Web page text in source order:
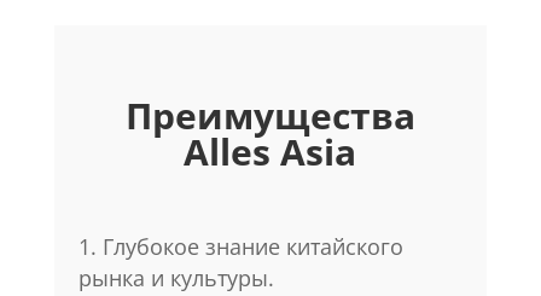
Преимущества
Alles Asia
1. Глубокое знание китайского
рынка и культуры.